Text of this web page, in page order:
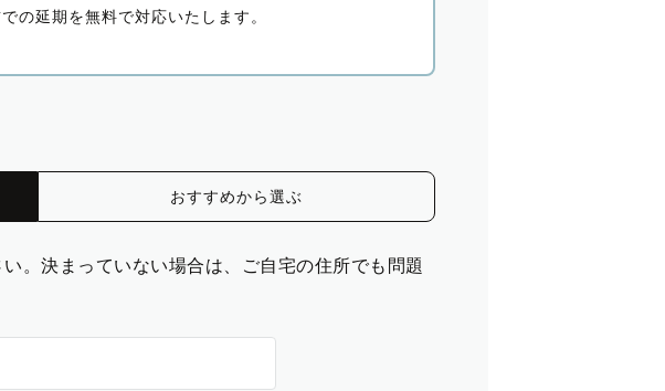
の延期を無料で対応いたします。
おすすめから選ぶ
。決まっていない場合は、ご自宅の住所でも問題